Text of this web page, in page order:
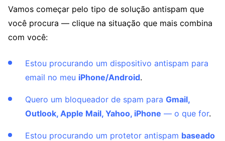
Vamos começar pelo tipo de solução antispam que
você procura — clique na situação que mais combina
com você:
Estou procurando um dispositivo antispam para
email no meu iPhone/Android.
Quero um bloqueador de spam para Gmail,
Outlook, Apple Mail, Yahoo, iPhone — o que for.
Estou procurando um protetor antispam baseado